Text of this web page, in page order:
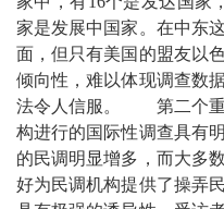
家是发展中国家。在中东
面，但只有美国的盟友以
倾向性，难以体现调查数
法令人信服。 第二个重
构进行的国际性调查具有
的民调明显增多，而大多
好为民调机构提供了操弄